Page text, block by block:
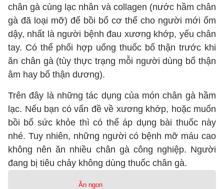
chân gà cùng lạc nhân và collagen (nước hầm chân
gà đã loại mỡ) để bồi bổ cơ thể cho người mới ốm
dậy, nhất là người bệnh đau xương khớp, yếu chân
tay. Có thể phối hợp uống thuốc bổ thận trước khi
ăn chân gà (tùy thực trạng mỗi người dùng bổ thận
âm hay bổ thận dương).
Trên đây là những tác dụng của món chân gà hầm
lạc. Nếu bạn có vấn đề về xương khớp, hoặc muốn
bồi bổ sức khỏe thì có thể áp dụng bài thuốc này
nhé. Tuy nhiên, những người có bệnh mỡ máu cao
không nên ăn nhiều chân gà công nghiệp. Người
đang bị tiêu chảy không dùng thuốc chân gà.
Ăn ngon